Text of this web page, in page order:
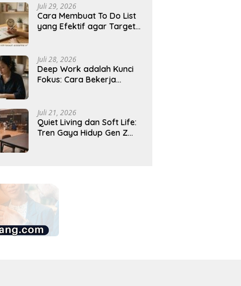
Juli 29, 2026
Cara Membuat To Do List
yang Efektif agar Target
Juli 28, 2026
Deep Work adalah Kunci
Fokus: Cara Bekerja
Juli 21, 2026
Quiet Living dan Soft Life:
Tren Gaya Hidup Gen Z